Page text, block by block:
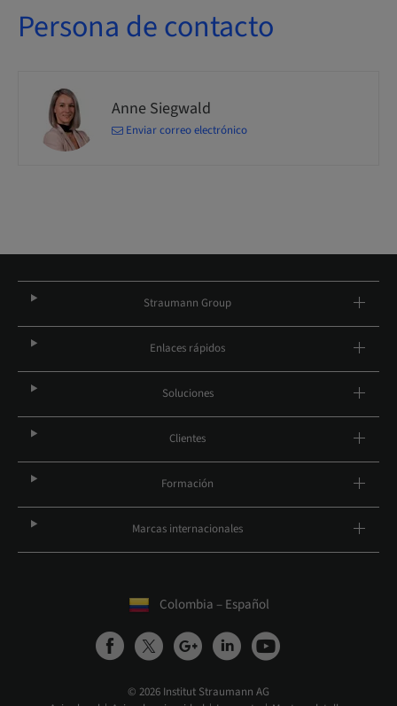
Persona de contacto
Anne Siegwald
Enviar correo electrónico
Straumann Group
Enlaces rápidos
Soluciones
Clientes
Formación
Marcas internacionales
Colombia – Español
© 2026 Institut Straumann AG